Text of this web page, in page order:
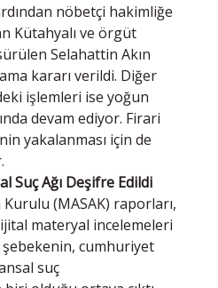
nöbetçi hakimliğe
Kütahyalı ve örgüt
Selahattin Akın
kararı verildi. Diğer
işlemleri ise yoğun
devam ediyor. Firari
yakalanması için de
Suç Ağı Deşifre Edildi
Kurulu (MASAK) raporları,
materyal incelemeleri
cumhuriyet
suç